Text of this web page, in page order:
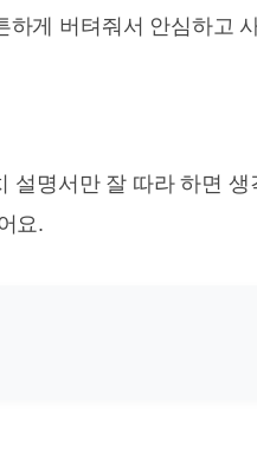
게 버텨줘서 안심하고
명서만 잘 따라 하면
요.